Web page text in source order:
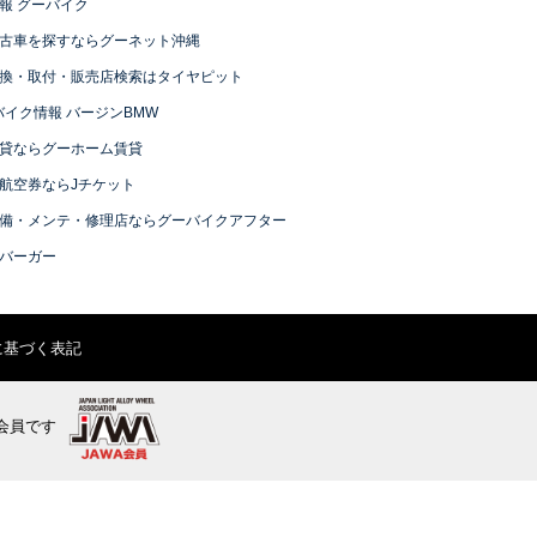
グーバイク
車を探すならグーネット沖縄
・取付・販売店検索はタイヤピット
イク情報 バージンBMW
ならグーホーム賃貸
空券ならJチケット
・メンテ・修理店ならグーバイクアフター
ーガー
づく表記
員です